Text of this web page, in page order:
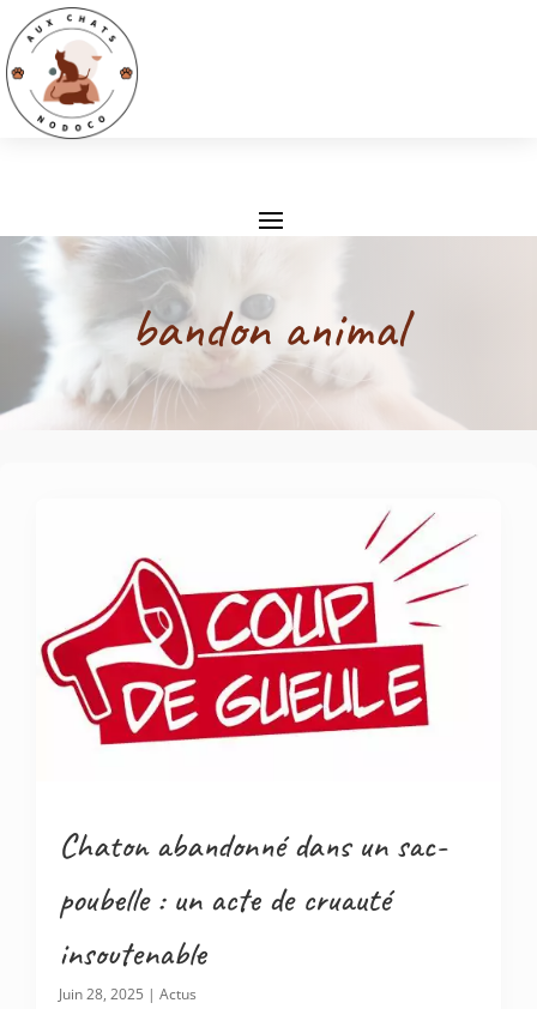
bandon animal
Chaton abandonné dans un sac-
poubelle : un acte de cruauté
insoutenable
Juin 28, 2025 | Actus